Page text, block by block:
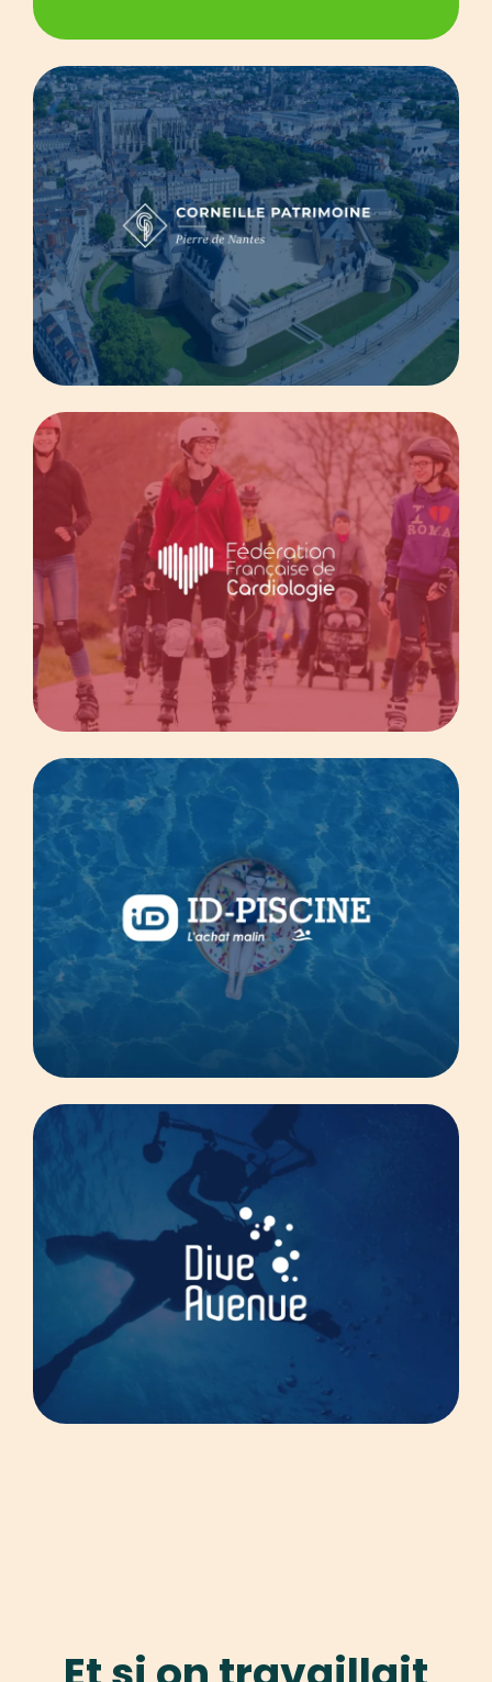
Greentic
Corneille Patrimoine
Corneille Patrimoine
Cardiologie WordPress
Fédération Française de Cardiologie
Fédération Française
de Cardiologie
Accessoires de piscine
E-commerce
Prestashop
ID Piscine
ID Piscine
E-commerce
Equipement de plongée
Prestashop
Dive Avenue